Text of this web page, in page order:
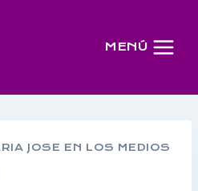
MENÚ
JOSE EN LOS MEDIOS